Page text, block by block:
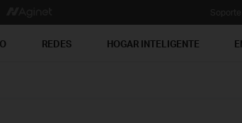
REDES HOGAR INTELIGENTE